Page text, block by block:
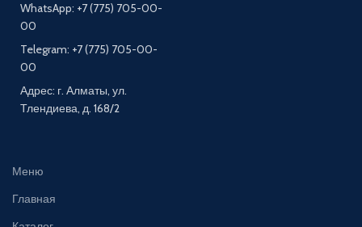
WhatsApp: +7 (775) 705-00-
00
Telegram: +7 (775) 705-00-
00
Адрес: г. Алматы, ул.
Тлендиева, д. 168/2
Меню
Главная